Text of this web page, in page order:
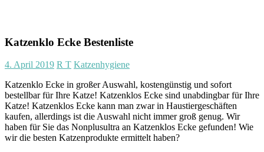
Katzenklo Ecke Bestenliste
4. April 2019 R T Katzenhygiene
Katzenklo Ecke in großer Auswahl, kostengünstig und sofort
bestellbar für Ihre Katze! Katzenklos Ecke sind unabdingbar für Ihre
Katze! Katzenklos Ecke kann man zwar in Haustiergeschäften
kaufen, allerdings ist die Auswahl nicht immer groß genug. Wir
haben für Sie das Nonplusultra an Katzenklos Ecke gefunden! Wie
wir die besten Katzenprodukte ermittelt haben?